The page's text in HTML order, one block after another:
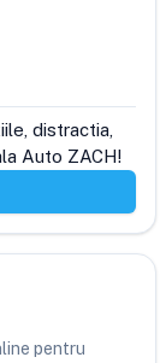
distractia,
Auto ZACH!
pentru